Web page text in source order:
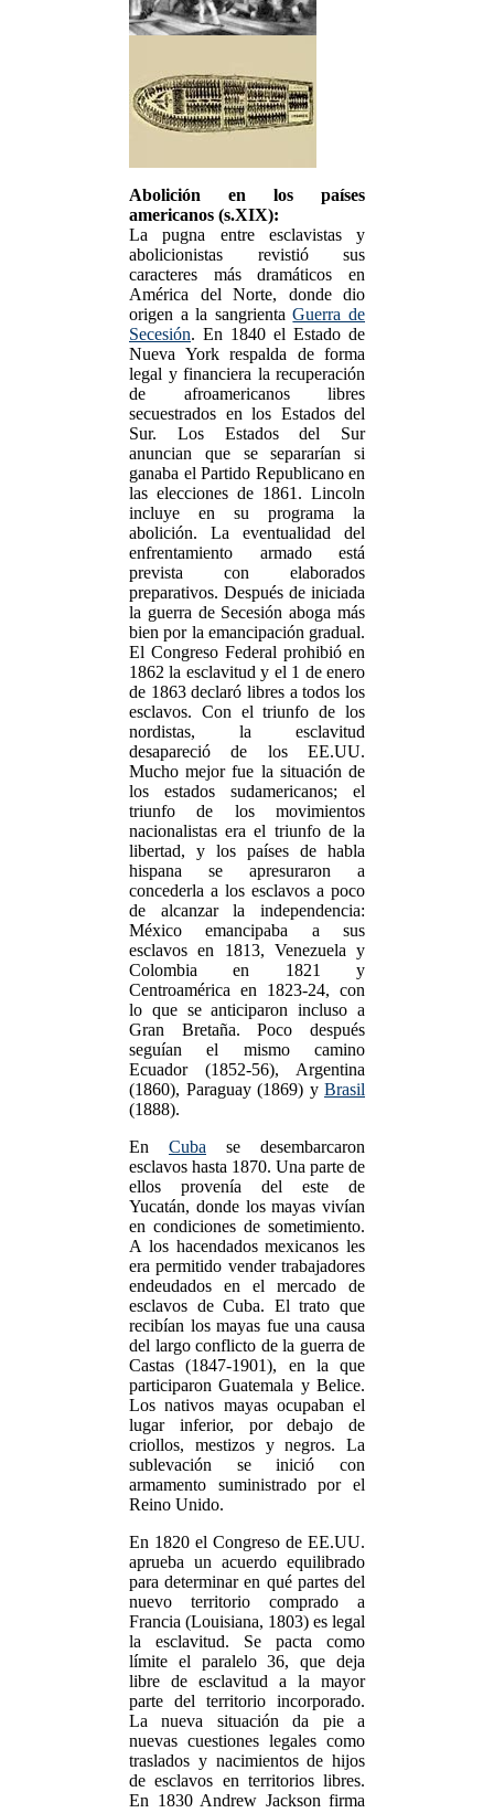
Abolición en los países
americanos (s.XIX):
La pugna entre esclavistas y
abolicionistas revistió sus
caracteres más dramáticos en
América del Norte, donde dio
origen a la sangrientaGuerra de
Secesión. En 1840 el Estado de
Nueva York respalda de forma
legal y financiera la recuperación
de afroamericanos libres
secuestrados en los Estados del
Sur. Los Estados del Sur
anuncian que se separarían si
ganaba el Partido Republicano en
las elecciones de 1861. Lincoln
incluye en su programa la
abolición. La eventualidad del
enfrentamiento armado está
prevista con elaborados
preparativos. Después de iniciada
la guerra de Secesión aboga más
bien por la emancipación gradual.
El Congreso Federal prohibió en
1862 la esclavitud y el 1 de enero
de 1863 declaró libres a todos los
esclavos. Con el triunfo de los
nordistas, la esclavitud
desapareció de los EE.UU.
Mucho mejor fue la situación de
los estados sudamericanos; el
triunfo de los movimientos
nacionalistas era el triunfo de la
libertad, y los países de habla
hispana se apresuraron a
concederla a los esclavos a poco
de alcanzar la independencia:
México emancipaba a sus
esclavos en 1813, Venezuela y
Colombia en 1821 y
Centroamérica en 1823-24, con
lo que se anticiparon incluso a
Gran Bretaña. Poco después
seguían el mismo camino
Ecuador (1852-56), Argentina
(1860), Paraguay (1869) y Brasil
(1888).
En Cuba se desembarcaron
esclavos hasta 1870. Una parte de
ellos provenía del este de
Yucatán, donde los mayas vivían
en condiciones de sometimiento.
A los hacendados mexicanos les
era permitido vender trabajadores
endeudados en el mercado de
esclavos de Cuba. El trato que
recibían los mayas fue una causa
del largo conflicto de la guerra de
Castas (1847-1901), en la que
participaron Guatemala y Belice.
Los nativos mayas ocupaban el
lugar inferior, por debajo de
criollos, mestizos y negros. La
sublevación se inició con
armamento suministrado por el
Reino Unido.
En 1820 el Congreso de EE.UU.
aprueba un acuerdo equilibrado
para determinar en qué partes del
nuevo territorio comprado a
Francia (Louisiana, 1803) es legal
la esclavitud. Se pacta como
límite el paralelo 36, que deja
libre de esclavitud a la mayor
parte del territorio incorporado.
La nueva situación da pie a
nuevas cuestiones legales como
traslados y nacimientos de hijos
de esclavos en territorios libres.
En 1830 Andrew Jackson firma